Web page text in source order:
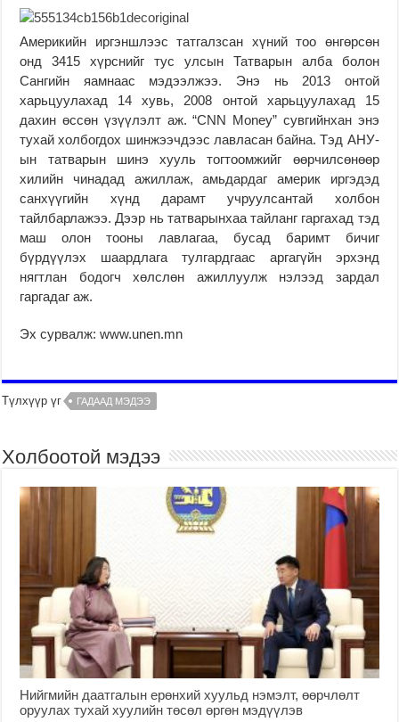
Америкийн иргэншлээс татгалзсан хүний тоо өнгөрсөн
онд 3415 хүрснийг тус улсын Татварын алба болон
Сангийн яамнаас мэдээлжээ. Энэ нь 2013 онтой
харьцуулахад 14 хувь, 2008 онтой харьцуулахад 15
дахин өссөн үзүүлэлт аж. “CNN Money” сувгийнхан энэ
тухай холбогдох шинжээчдээс лавласан байна. Тэд АНУ-
ын татварын шинэ хууль тогтоомжийг өөрчилсөнөөр
хилийн чинадад ажиллаж, амьдардаг америк иргэдэд
санхүүгийн хүнд дарамт учруулсантай холбон
тайлбарлажээ. Дээр нь татварынхаа тайланг гаргахад тэд
маш олон тооны лавлагаа, бусад баримт бичиг
бүрдүүлэх шаардлага тулгардгаас аргагүйн эрхэнд
нягтлан бодогч хөлслөн ажиллуулж нэлээд зардал
гаргадаг аж.
Эх сурвалж: www.unen.mn
Түлхүүр үг ГАДААД МЭДЭЭ
Холбоотой мэдээ
Нийгмийн даатгалын ерөнхий хуульд нэмэлт, өөрчлөлт
оруулах тухай хуулийн төсөл өргөн мэдүүлэв